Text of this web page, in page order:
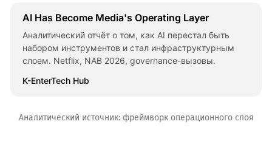
AI Has Become Media's Operating Layer
Аналитический отчёт о том, как AI перестал быть
набором инструментов и стал инфраструктурным
слоем. Netflix, NAB 2026, governance-вызовы.
K-EnterTech Hub
Аналитический источник: фреймворк операционного слоя